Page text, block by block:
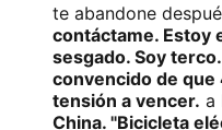
te abandone
contáctame. Estoy
sesgado. Soy
convencido de
tensión a vencer. a
China. "Bicicleta